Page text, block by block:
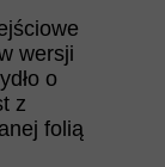
wersji
o
z
folią